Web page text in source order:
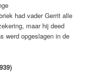
had vader Gerrit alle
maar hij deed
werd opgeslagen in de